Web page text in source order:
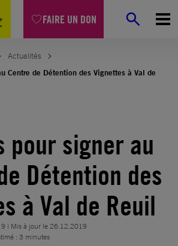
FAIRE UN DON
Actualités
Centre de Détention des Vignettes à Val de
pour signer au
Détention des
à Val de Reuil
| Mis à jour le26.12.2019
: 3 minutes